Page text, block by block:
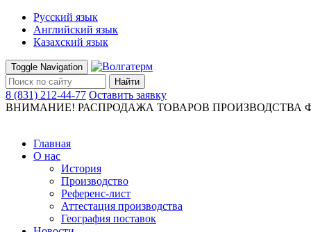
Русский язык
Английский язык
Казахский язык
Toggle Navigation
Найти
8 (831) 212-44-77 Оставить заявку
ВНИМАНИЕ! РАСПРОДАЖА ТОВАРОВ ПРОИЗВОДСТВА
Главная
О нас
История
Производство
Референс-лист
Аттестация производства
География поставок